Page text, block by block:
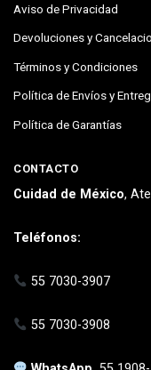
Aviso de Privacidad
Devoluciones y
Términos y Condiciones
Política de Envíos y
Política de Garantías
CONTACTO
Cuidad de México,
Teléfonos:
55 7030-3907
55 7030-3908